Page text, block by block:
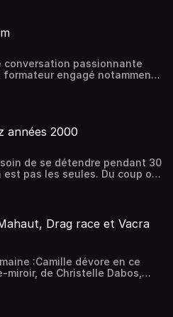
conversation passionnante
formateur engagé notamment
pas pu s'empêcher de parler
l'arrive potentielle du RN au
expliqué son positionnement
safe et politique et on s'est
faire notre bonheur.Si cet
youtube, tiktok et instagram
générique Sn4tch. Hébergé
privacy pour plus
années 2000
de se détendre pendant 30
pas les seules. Du coup on
quizz, Justine sur la pop
c'est pas si marrant) et
: Sn4tch. Si cet
des commentaires et des
youtube, tiktok et instagram
d'informations.
Drag race et Vacra
:Camille dévore en ce
de Christelle Dabos,
ya des pouvoirs
gogo.Maxime a adoré le